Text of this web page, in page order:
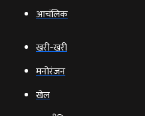
आचंलिक
खरी-खरी
मनोरंजन
खेल